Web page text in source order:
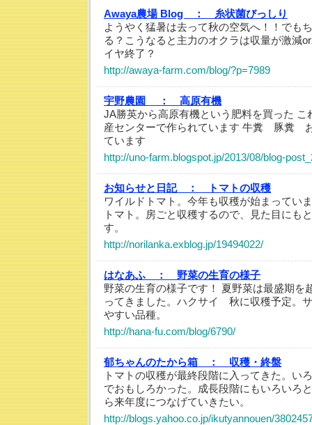
Awaya農場 Blog ：
糸状菌びっしり
ようやく猛暑は去って秋の空気へ！！でも
る？こうなると主力のオクラは収量が激減
イヤ終了？
http://awaya-farm.com/blog/?p=7989
宇野農園 ：
高原有機
JA勝英から高原有機という肥料を買った こ
産センターで作られています 牛糞 豚糞
ています
http://uno-farm.blogspot.jp/2013/08/blog-
お知らせと日記 ：
トマトの収穫
ワイルドトマト。今年も収穫が始まってい
トマト。房ごと収穫するので、見た目にも
す。
http://norilanka.exblog.jp/19494022/
はなあふ ：
野菜の生育の様子
野菜の生育の様子です！ 夏野菜は最盛期を
ってきました。ハクサイ 秋に収穫予定。
やすい品種。
http://hana-fu.com/blog/6790/
郁ちゃんのたから箱 ：
収穫・終盤
トマトの収穫が最終段階に入ってきた。い
でおもしろかった。成長段階にもいろいろ
ら来年度につなげていきたい。
http://blogs.yahoo.co.jp/ikutyannouen/